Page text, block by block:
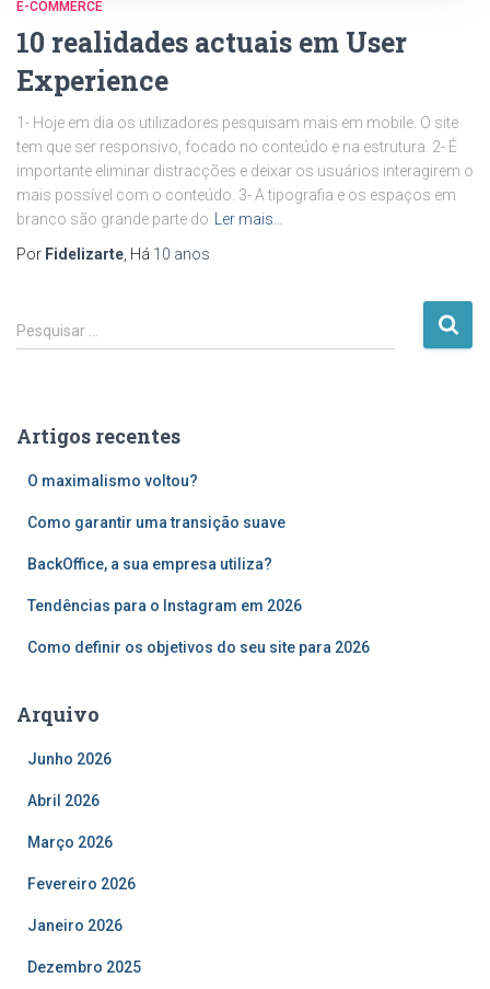
E-COMMERCE
10 realidades actuais em User
Experience
1- Hoje em dia os utilizadores pesquisam mais em mobile. O site
tem que ser responsivo, focado no conteúdo e na estrutura. 2- É
importante eliminar distracções e deixar os usuários interagirem o
mais possível com o conteúdo. 3- A tipografia e os espaços em
branco são grande parte do
Ler mais…
Por Fidelizarte , Há 10 anos
P
e
i
Pesquisar …
Artigos recentes
O maximalismo voltou?
Como garantir uma transição suave
BackOffice, a sua empresa utiliza?
Tendências para o Instagram em 2026
Como definir os objetivos do seu site para 2026
Arquivo
Junho 2026
Abril 2026
Março 2026
Fevereiro 2026
Janeiro 2026
Dezembro 2025